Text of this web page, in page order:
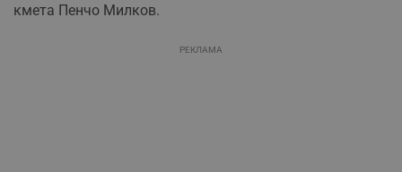
кмета Пенчо Милков.
РЕКЛАМА